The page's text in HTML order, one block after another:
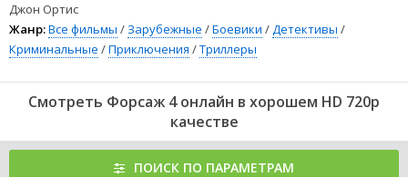
Джон Ортис
Жанр:Все фильмы / Зарубежные /Боевики /Детективы /
Криминальные /Приключения /Триллеры
Смотреть Форсаж 4 онлайн в хорошем HD 720p
качестве
ПОИСК ПО ПАРАМЕТРАМ